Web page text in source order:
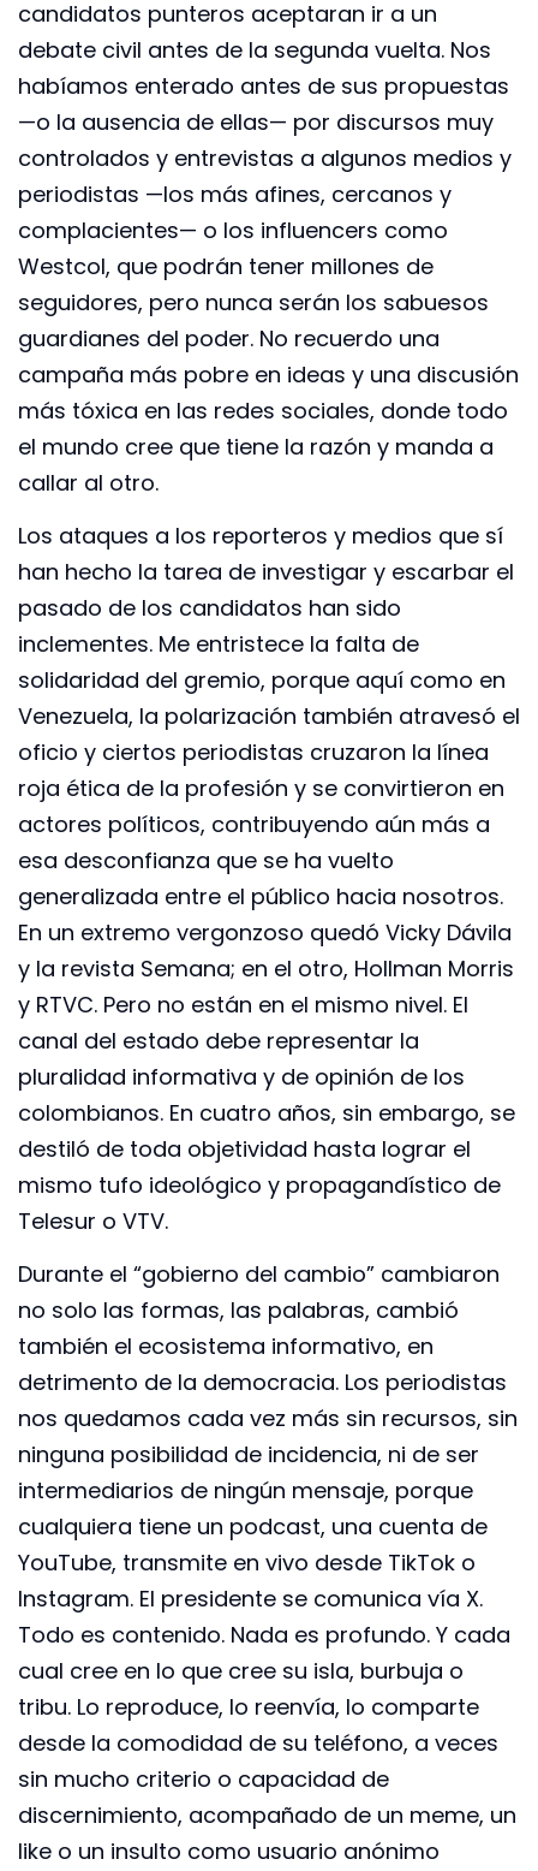
candidatos punteros aceptaran ir a un
debate civil antes de la segunda vuelta. Nos
habíamos enterado antes de sus propuestas
—o la ausencia de ellas— por discursos muy
controlados y entrevistas a algunos medios y
periodistas —los más afines, cercanos y
complacientes— o los influencers como
Westcol, que podrán tener millones de
seguidores, pero nunca serán los sabuesos
guardianes del poder. No recuerdo una
campaña más pobre en ideas y una discusión
más tóxica en las redes sociales, donde todo
el mundo cree que tiene la razón y manda a
callar al otro.
Los ataques a los reporteros y medios que sí
han hecho la tarea de investigar y escarbar el
pasado de los candidatos han sido
inclementes. Me entristece la falta de
solidaridad del gremio, porque aquí como en
Venezuela, la polarización también atravesó el
oficio y ciertos periodistas cruzaron la línea
roja ética de la profesión y se convirtieron en
actores políticos, contribuyendo aún más a
esa desconfianza que se ha vuelto
generalizada entre el público hacia nosotros.
En un extremo vergonzoso quedó Vicky Dávila
y la revista Semana; en el otro, Hollman Morris
y RTVC. Pero no están en el mismo nivel. El
canal del estado debe representar la
pluralidad informativa y de opinión de los
colombianos. En cuatro años, sin embargo, se
destiló de toda objetividad hasta lograr el
mismo tufo ideológico y propagandístico de
Telesur o VTV.
Durante el “gobierno del cambio” cambiaron
no solo las formas, las palabras, cambió
también el ecosistema informativo, en
detrimento de la democracia. Los periodistas
nos quedamos cada vez más sin recursos, sin
ninguna posibilidad de incidencia, ni de ser
intermediarios de ningún mensaje, porque
cualquiera tiene un podcast, una cuenta de
YouTube, transmite en vivo desde TikTok o
Instagram. El presidente se comunica vía X.
Todo es contenido. Nada es profundo. Y cada
cual cree en lo que cree su isla, burbuja o
tribu. Lo reproduce, lo reenvía, lo comparte
desde la comodidad de su teléfono, a veces
sin mucho criterio o capacidad de
discernimiento, acompañado de un meme, un
like o un insulto como usuario anónimo